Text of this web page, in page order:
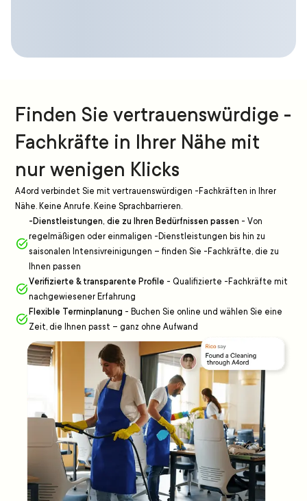
Finden Sie vertrauenswürdige -
Fachkräfte in Ihrer Nähe mit
nur wenigen Klicks
A4ord verbindet Sie mit vertrauenswürdigen -Fachkräften in Ihrer
Nähe. Keine Anrufe. Keine Sprachbarrieren.
-Dienstleistungen, die zu Ihren Bedürfnissen passen - Von
regelmäßigen oder einmaligen -Dienstleistungen bis hin zu
saisonalen Intensivreinigungen – finden Sie -Fachkräfte, die zu
Ihnen passen
Verifizierte & transparente Profile - Qualifizierte -Fachkräfte mit
nachgewiesener Erfahrung
Flexible Terminplanung - Buchen Sie online und wählen Sie eine
Zeit, die Ihnen passt – ganz ohne Aufwand